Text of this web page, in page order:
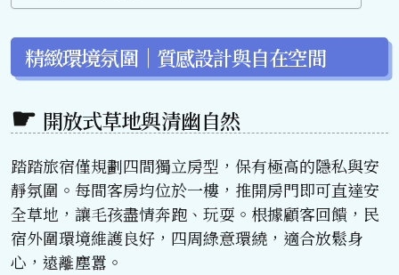
精緻環境氛圍｜質感設計與自在空間
開放式草地與清幽自然
踏踏旅宿僅規劃四間獨立房型，保有極高的隱私與安
靜氛圍。每間客房均位於一樓，推開房門即可直達安
全草地，讓毛孩盡情奔跑、玩耍。根據顧客回饋，民
宿外圍環境維護良好，四周綠意環繞，適合放鬆身
心，遠離塵囂。